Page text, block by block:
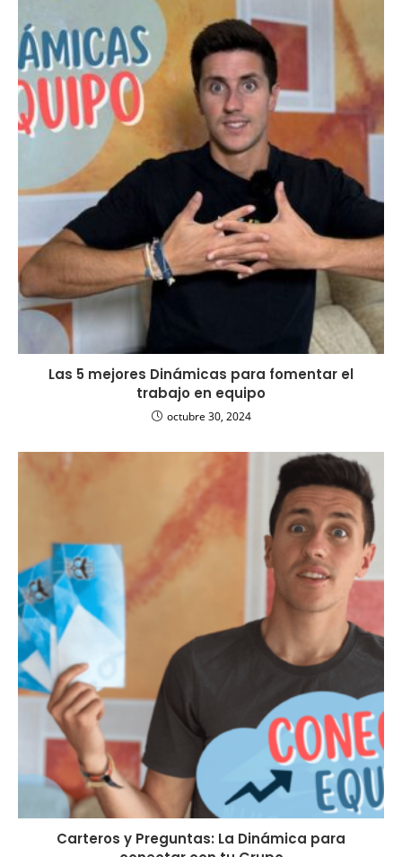
Las 5 mejores Dinámicas para fomentar el
trabajo en equipo
octubre 30, 2024
Carteros y Preguntas: La Dinámica para